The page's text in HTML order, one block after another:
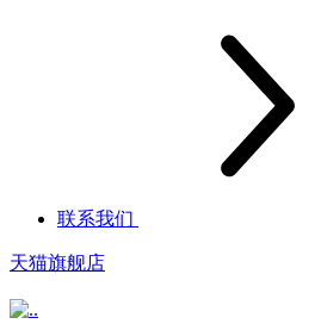
联系我们
天猫旗舰店